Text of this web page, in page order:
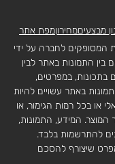
מבצעיםמחירוןמפת אתר
המסופקים לחברה על ידי
בין התמונות באתר לבין
בתכונות, במפרטים,
באתר עשויים להיות
או בכל רמות הגימור, או
המוצר. המידע, התמונות,
להתרשמות בלבד.
שיצורף להסכם